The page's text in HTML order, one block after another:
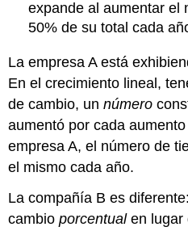
expande al aumentar el
50% de su total cada
La empresa A está
En el crecimiento lineal,
de cambio, unnúmero
aumentó por cada
empresa A, el número de
el mismo cada año.
La compañía B es
cambioporcentualen lugar